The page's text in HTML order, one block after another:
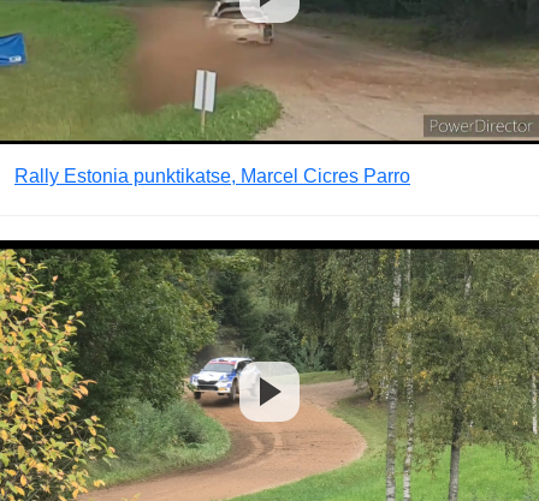
Rally Estonia punktikatse, Marcel Cicres Parro